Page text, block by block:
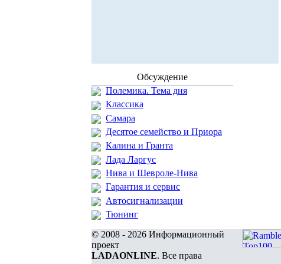
Обсуждение
Полемика. Тема дня
Классика
Самара
Десятое семейство и Приора
Калина и Гранта
Лада Ларгус
Нива и Шевроле-Нива
Гарантия и сервис
Автосигнализации
Тюнинг
© 2008 - 2026 Информационный
проект
LADAONLINE. Все права